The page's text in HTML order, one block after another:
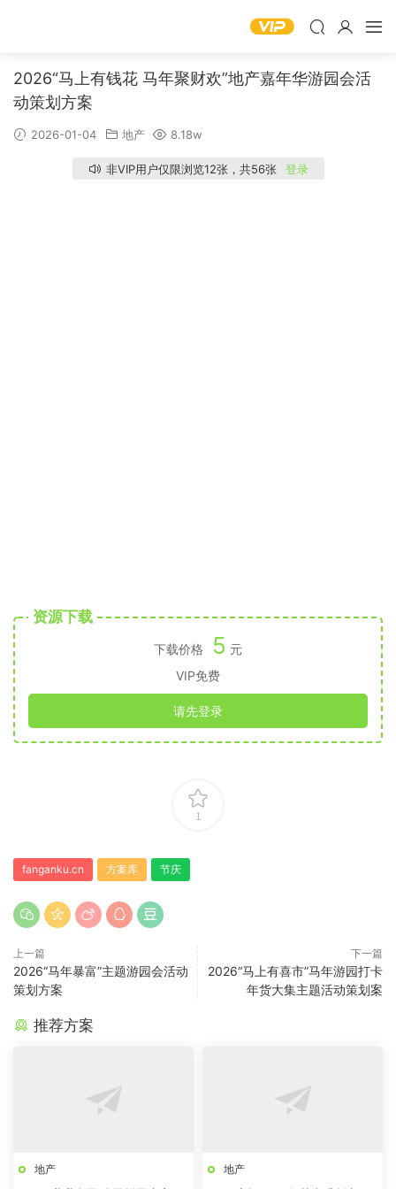
2026“马上有钱花 马年聚财欢”地产嘉年华游园会活
动策划方案
2026-01-04 地产 8.18w
非VIP用户仅限浏览12张，共56张 登录
资源下载
下载价格 5 元
VIP免费
请先登录
1
fanganku.cn 方案库 节庆
上一篇
2026“马年暴富”主题游园会活动
策划方案
下一篇
2026“马上有喜市”马年游园打卡
年货大集主题活动策划案
推荐方案
地产 地产